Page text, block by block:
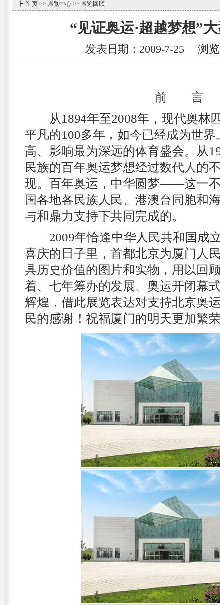
┣ 首 页 >> 展览中心 >> 展览回顾
“见证奥运·超越梦想”
发表日期：2009-7-25 浏
前 言
从1894年至2008年，现代奥林
平凡的100多年，如今已经成为世
高、影响最为深远的体育盛会。从
民族的百年奥运梦想经过数代人的
现。百年奥运，中华圆梦——这一
国各地各民族人民、港澳台同胞和
与和鼎力支持下共同完成的。
2009年恰逢中华人民共和国成
喜庆的日子里，首都北京为厦门人
具历史价值的图片和实物，用以回
着、七年筹办的发展、奥运开闭幕
辉煌，借此展览表达对支持北京奥
民的感谢！祝福厦门的明天更加繁